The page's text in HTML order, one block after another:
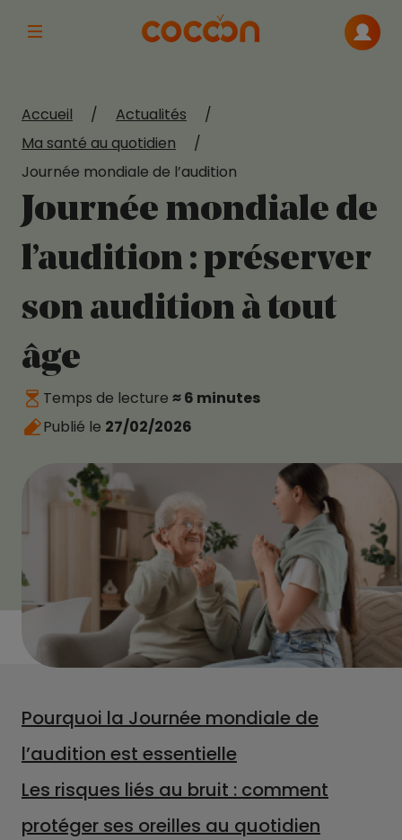
Afficher la navigation principale
Me
Accueil / Actualités
/
Ma santé au quotidien
/
Journée mondiale de l’audition
Journée mondiale de
l’audition : préserver
son audition à tout
âge
Temps de lecture ≈ 6 minutes
Publié le 27/02/2026
Pourquoi la Journée mondiale de
l’audition est essentielle
Les risques liés au bruit : comment
protéger ses oreilles au quotidien